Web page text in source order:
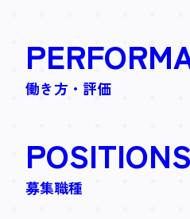
PERFOR
働き方・評価
POSITIONS
募集職種